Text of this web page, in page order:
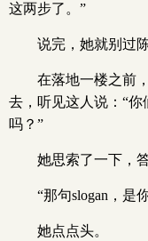
这两步了。”
说完，她就别过
在落地一楼之前
去，听见这人说：“
吗？”
她思索了一下，
“那句slogan，是
她点点头。